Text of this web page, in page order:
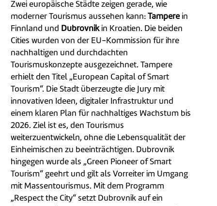
Zwei europäische Städte zeigen gerade, wie
moderner Tourismus aussehen kann:Tamperein
Finnland und Dubrovnikin Kroatien. Die beiden
Cities wurden von der EU-Kommission für ihre
nachhaltigen und durchdachten
Tourismuskonzepte ausgezeichnet. Tampere
erhielt den Titel „European Capital of Smart
Tourism“. Die Stadt überzeugte die Jury mit
innovativen Ideen, digitaler Infrastruktur und
einem klaren Plan für nachhaltiges Wachstum bis
2026. Ziel ist es, den Tourismus
weiterzuentwickeln, ohne die Lebensqualität der
Einheimischen zu beeinträchtigen. Dubrovnik
hingegen wurde als „Green Pioneer of Smart
Tourism“ geehrt und gilt als Vorreiter im Umgang
mit Massentourismus. Mit dem Programm
„Respect the City“ setzt Dubrovnik auf ein